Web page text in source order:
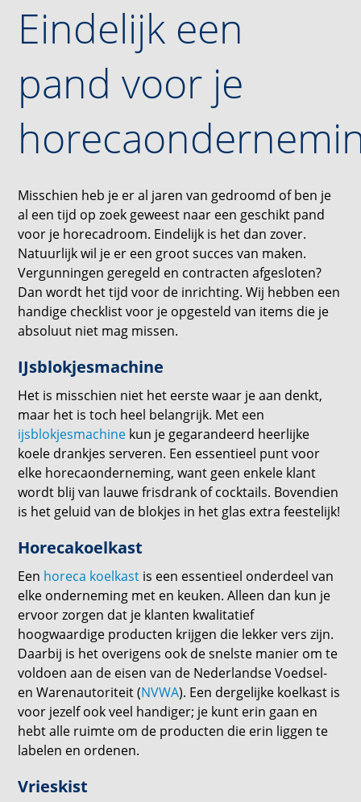
Eindelijk een
pand voor je
Misschien heb je er al jaren van gedroomd of ben je
al een tijd op zoek geweest naar een geschikt pand
voor je horecadroom. Eindelijk is het dan zover.
Natuurlijk wil je er een groot succes van maken.
Vergunningen geregeld en contracten afgesloten?
Dan wordt het tijd voor de inrichting. Wij hebben een
handige checklist voor je opgesteld van items die je
absoluut niet mag missen.
IJsblokjesmachine
Het is misschien niet het eerste waar je aan denkt,
maar het is toch heel belangrijk. Met een
ijsblokjesmachine kun je gegarandeerd heerlijke
koele drankjes serveren. Een essentieel punt voor
elke horecaonderneming, want geen enkele klant
wordt blij van lauwe frisdrank of cocktails. Bovendien
is het geluid van de blokjes in het glas extra feestelijk!
Horecakoelkast
Een horeca koelkast is een essentieel onderdeel van
elke onderneming met en keuken. Alleen dan kun je
ervoor zorgen dat je klanten kwalitatief
hoogwaardige producten krijgen die lekker vers zijn.
Daarbij is het overigens ook de snelste manier om te
voldoen aan de eisen van de Nederlandse Voedsel-
en Warenautoriteit (NVWA). Een dergelijke koelkast is
voor jezelf ook veel handiger; je kunt erin gaan en
hebt alle ruimte om de producten die erin liggen te
labelen en ordenen.
Vrieskist